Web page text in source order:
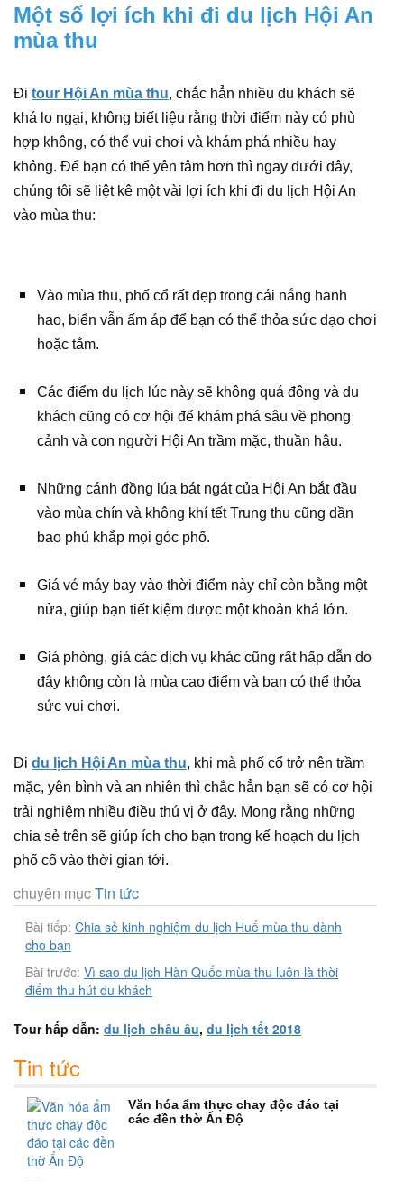
Một số lợi ích khi đi du lịch Hội An
mùa thu
Đi tour Hội An mùa thu, chắc hẳn nhiều du khách sẽ
khá lo ngại, không biết liệu rằng thời điểm này có phù
hợp không, có thể vui chơi và khám phá nhiều hay
không. Để bạn có thể yên tâm hơn thì ngay dưới đây,
chúng tôi sẽ liệt kê một vài lợi ích khi đi du lịch Hội An
vào mùa thu:
Vào mùa thu, phố cổ rất đẹp trong cái nắng hanh
hao, biển vẫn ấm áp để bạn có thể thỏa sức dạo chơi
hoặc tắm.
Các điểm du lịch lúc này sẽ không quá đông và du
khách cũng có cơ hội để khám phá sâu về phong
cảnh và con người Hội An trầm mặc, thuần hậu.
Những cánh đồng lúa bát ngát của Hội An bắt đầu
vào mùa chín và không khí tết Trung thu cũng dần
bao phủ khắp mọi góc phố.
Giá vé máy bay vào thời điểm này chỉ còn bằng một
nửa, giúp bạn tiết kiệm được một khoản khá lớn.
Giá phòng, giá các dịch vụ khác cũng rất hấp dẫn do
đây không còn là mùa cao điểm và bạn có thể thỏa
sức vui chơi.
Đi du lịch Hội An mùa thu, khi mà phố cổ trở nên trầm
mặc, yên bình và an nhiên thì chắc hẳn bạn sẽ có cơ hội
trải nghiệm nhiều điều thú vị ở đây. Mong rằng những
chia sẻ trên sẽ giúp ích cho bạn trong kế hoạch du lịch
phố cổ vào thời gian tới.
chuyên mụcTin tức
Bài tiếp: Chia sẻ kinh nghiệm du lịch Huế mùa thu dành
cho bạn
Bài trước: Vì sao du lịch Hàn Quốc mùa thu luôn là thời
điểm thu hút du khách
Tour hấp dẫn: du lịch châu âu, du lịch tết 2018
Tin tức
Văn hóa ẩm thực chay độc đáo tại
các đền thờ Ấn Độ